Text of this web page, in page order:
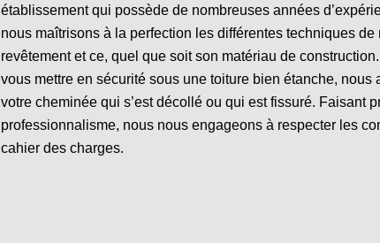
établissement qui possède de nombreuses années
nous maîtrisons à la perfection les différentes techniques de
revêtement et ce, quel que soit son matériau de
vous mettre en sécurité sous une toiture bien étanche, nous
votre cheminée qui s’est décollé ou qui est fissuré. Faisant
professionnalisme, nous nous engageons à respecter les
cahier des charges.